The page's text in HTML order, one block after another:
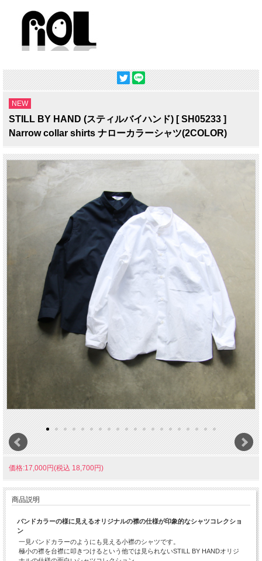
NEW
STILL BY HAND (スティルバイハンド) [ SH05233 ]
Narrow collar shirts ナローカラーシャツ(2COLOR)
価格:17,000円(税込 18,700円)
商品説明
バンドカラーの様に見えるオリジナルの襟の仕様が印象的なシャツコレクショ
ン
一見バンドカラーのようにも見える小襟のシャツです。
極小の襟を台襟に叩きつけるという他では見られないSTILL BY HANDオリジ